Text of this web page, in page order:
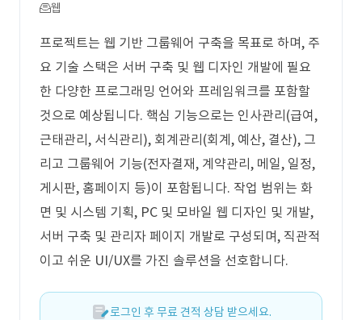
웹
프로젝트는 웹 기반 그룹웨어 구축을 목표로 하며, 주
요 기술 스택은 서버 구축 및 웹 디자인 개발에 필요
한 다양한 프로그래밍 언어와 프레임워크를 포함할
것으로 예상됩니다. 핵심 기능으로는 인사관리(급여,
근태관리, 서식관리), 회계관리(회계, 예산, 결산), 그
리고 그룹웨어 기능(전자결재, 계약관리, 메일, 일정,
게시판, 홈페이지 등)이 포함됩니다. 작업 범위는 화
면 및 시스템 기획, PC 및 모바일 웹 디자인 및 개발,
서버 구축 및 관리자 페이지 개발로 구성되며, 직관적
이고 쉬운 UI/UX를 가진 솔루션을 선호합니다.
로그인 후 무료 견적 상담 받으세요.